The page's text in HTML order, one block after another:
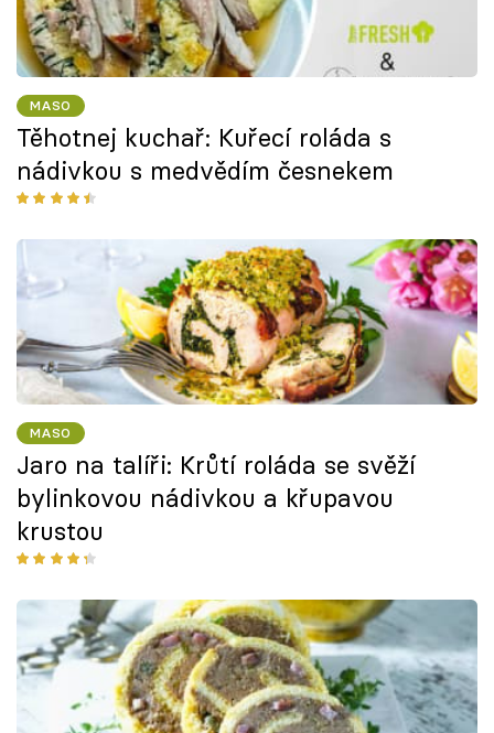
MASO
Těhotnej kuchař: Kuřecí roláda s
nádivkou s medvědím česnekem
MASO
Jaro na talíři: Krůtí roláda se svěží
bylinkovou nádivkou a křupavou
krustou